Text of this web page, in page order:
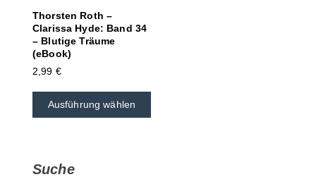
Thorsten Roth –
Clarissa Hyde: Band 34
– Blutige Träume
(eBook)
2,99 €
Ausführung wählen
Suche